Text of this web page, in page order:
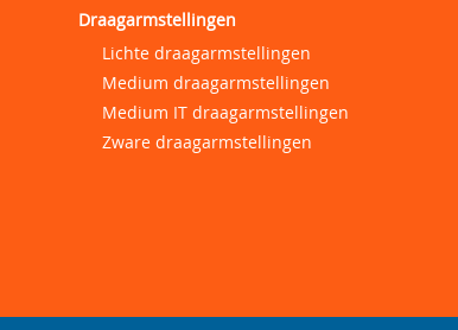
Draagarmstellingen
Lichte draagarmstellingen
Medium draagarmstellingen
Medium IT draagarmstellingen
Zware draagarmstellingen